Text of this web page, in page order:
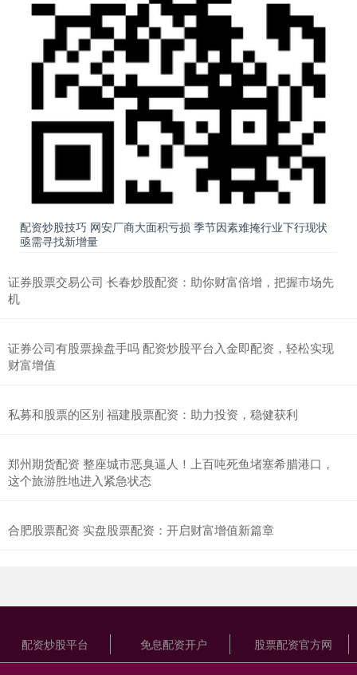
配资炒股技巧 网安厂商大面积亏损 季节因素难掩行业下行现状
亟需寻找新增量
证券股票交易公司 长春炒股配资：助你财富倍增，把握市场先
机
证券公司有股票操盘手吗 配资炒股平台入金即配资，轻松实现
财富增值
私募和股票的区别 福建股票配资：助力投资，稳健获利
郑州期货配资 整座城市恶臭逼人！上百吨死鱼堵塞希腊港口，
这个旅游胜地进入紧急状态
合肥股票配资 实盘股票配资：开启财富增值新篇章
配资炒股平台 免息配资开户 股票配资官方网